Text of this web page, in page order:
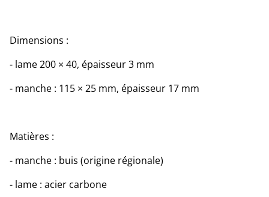
Dimensions :
- lame 200 × 40, épaisseur 3 mm
- manche : 115 × 25 mm, épaisseur 17 mm
Matières :
- manche : buis (origine régionale)
- lame : acier carbone